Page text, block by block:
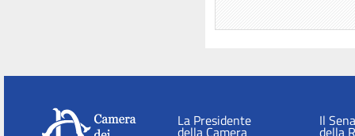
La Presidente
della Camera
Il
della